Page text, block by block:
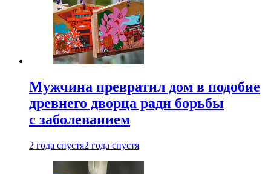
Мужчина превратил дом в подобие
древнего дворца ради борьбы
с заболеванием
2 года спустя2 года спустя